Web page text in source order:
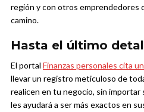
región y con otros emprendedores
camino.
Hasta el último
El portal Finanzas personales cita
llevar un registro meticuloso de
realicen en tu negocio, sin importar
les ayudará a ser más exactos en